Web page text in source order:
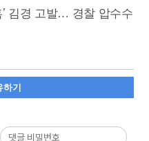
김경 고발… 경찰 압수수
하기